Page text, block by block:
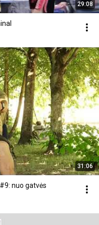
29:08
31:06
nuo gatvės